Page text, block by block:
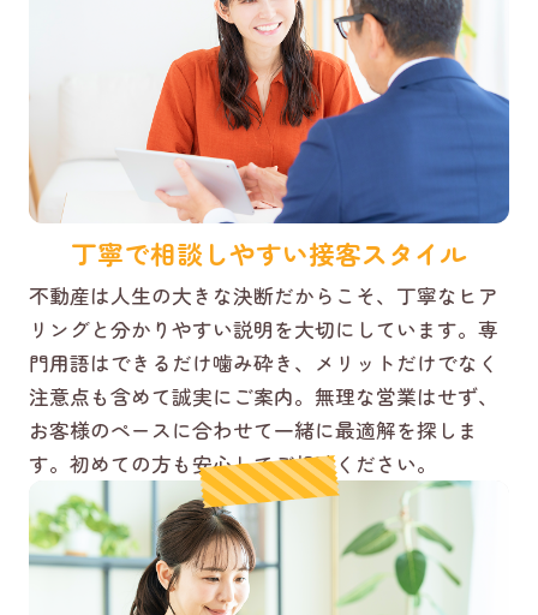
丁寧で相談しやすい接客スタイル
不動産は人生の大きな決断だからこそ、丁寧なヒア
リングと分かりやすい説明を大切にしています。専
門用語はできるだけ噛み砕き、メリットだけでなく
注意点も含めて誠実にご案内。無理な営業はせず、
お客様のペースに合わせて一緒に最適解を探しま
す。初めての方も安心してご相談ください。